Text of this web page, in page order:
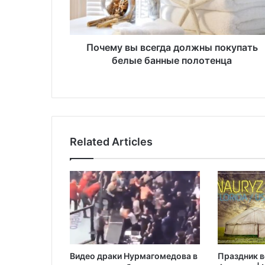
ы
а
ж
н
ы
п
о
к
у
п
т
Почему вы всегда должны покупать
белые банные полотенца
Related Articles
Видео драки Нурмагомедова в
Праздник